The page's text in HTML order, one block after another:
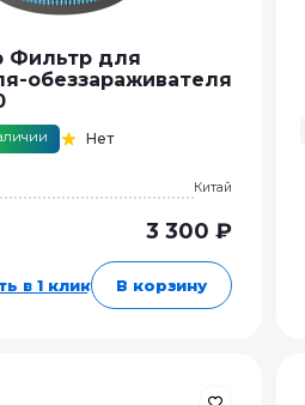
Фильтр для
обеззараживателя
Нет
Китай
3 300 ₽
в 1 клик В корзину